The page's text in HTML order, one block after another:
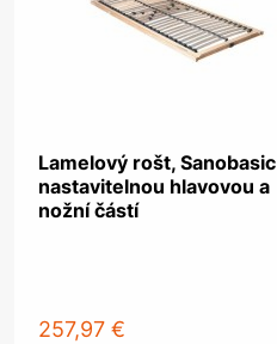
Lamelový rošt, Sanobasic
nastavitelnou hlavovou a
nožní částí
257,97 €